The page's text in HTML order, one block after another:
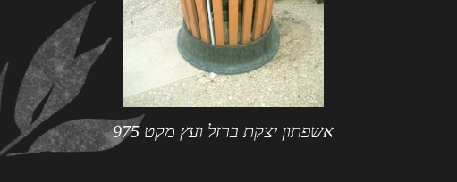
אשפתון יצקת ברזל ועץ מקט 975